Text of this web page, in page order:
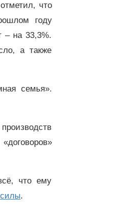
что
году
– на 33,3%.
а также
семья».
что ему
.